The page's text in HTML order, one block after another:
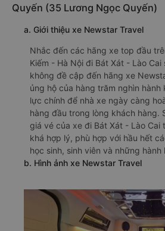
Quyến (35 Lương Ngọc Quyến)
a. Giới thiệu xe Newstar Travel
Nhắc đến các hãng xe top đầu
Kiếm - Hà Nội đi Bát Xát - Lào Cai
không đề cập đến hãng xe
ủng hộ của hàng trăm nghìn hành
lực chính để nhà xe ngày càng
hàng đầu trong lòng khách hàng.
giá vé của xe đi Bát Xát - Lào Cai
khá hợp lý, phù hợp với hầu hết
học sinh, sinh viên và những
b. Hình ảnh xe Newstar Travel